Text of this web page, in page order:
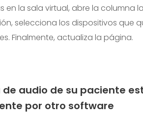
en la sala virtual, abre la columna
selecciona los dispositivos que
Finalmente, actualiza la página.
de audio de su paciente
por otro software